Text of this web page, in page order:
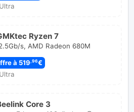
Ryzen 7
s, AMD Radeon 680M
à 519,96€
Core 3